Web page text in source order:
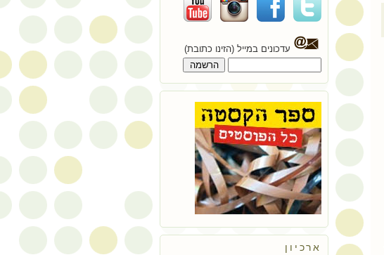
עדכונים במייל (הזינו כתובת)
ארכיון